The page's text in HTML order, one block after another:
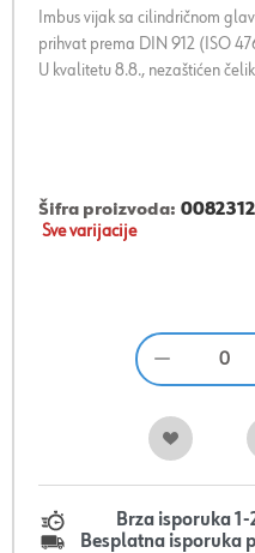
Imbus vijak sa cilindričnom
prihvat prema DIN 912 (ISO
U kvalitetu 8.8., nezaštićen
Šifra proizvoda: 0082312
Sve varijacije
Brza isporuka
Besplatna isporuka